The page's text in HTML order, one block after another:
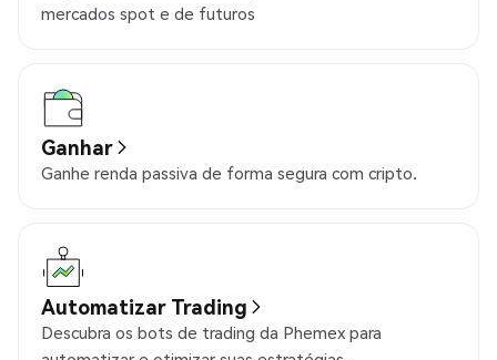
mercados spot e de futuros
Ganhar
Ganhe renda passiva de forma segura com cripto.
Automatizar Trading
Descubra os bots de trading da Phemex para